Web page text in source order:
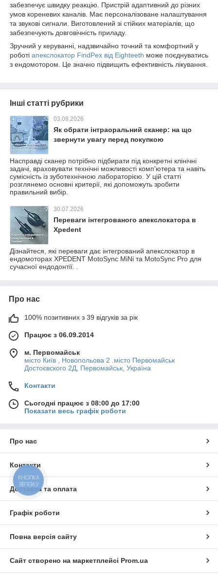
забезпечує швидку реакцію. Пристрій адаптивний до різних
умов кореневих каналів. Має персоналізоване налаштування
та звукові сигнали. Виготовлений зі стійких матеріалів, що
забезпечують довговічність приладу.
Зручний у керуванні, надзвичайно точний та комфортний у
роботі апекслокатор FindPex від Eighteeth може поєднуватись
з ендомотором. Це значно підвищить ефективність лікування.
Інші статті рубрики
03.08.2026
Як обрати інтраоральний сканер: на що
звернути увагу перед покупкою
Насправді сканер потрібно підбирати під конкретні клінічні
задачі, враховувати технічні можливості комп'ютера та навіть
сумісність із зуботехнічною лабораторією. У цій статті
розглянемо основні критерії, які допоможуть зробити
правильний вибір.
30.07.2026
Переваги інтегрованого апекслокатора в
Xpedent
Дізнайтеся, які переваги дає інтегрований апекслокатор в
ендомоторах XPEDENT MotoSync MiNi та MotoSync Pro для
сучасної ендодонтії. .
Про нас
100% позитивних з 39 відгуків за рік
Працює з 06.09.2014
м. Первомайськ
місто Київ , Новопольова 2 .місто Первомайськ
Достоєвского 2Д, Первомайськ, Україна
Контакти
Сьогодні працює з 08:00 до 17:00
Показати весь графік роботи
Про нас
Контакти
Доставка та оплата
Графік роботи
Повна версія сайту
Сайт створено на маркетплейсі Prom.ua
КНОПКА
ЗВ'ЯЗКУ